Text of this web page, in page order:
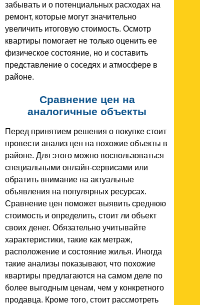
забывать и о потенциальных расходах на
ремонт, которые могут значительно
увеличить итоговую стоимость. Осмотр
квартиры помогает не только оценить ее
физическое состояние, но и составить
представление о соседях и атмосфере в
районе.
Сравнение цен на
аналогичные объекты
Перед принятием решения о покупке стоит
провести анализ цен на похожие объекты в
районе. Для этого можно воспользоваться
специальными онлайн-сервисами или
обратить внимание на актуальные
объявления на популярных ресурсах.
Сравнение цен поможет выявить среднюю
стоимость и определить, стоит ли объект
своих денег. Обязательно учитывайте
характеристики, такие как метраж,
расположение и состояние жилья. Иногда
такие анализы показывают, что похожие
квартиры предлагаются на самом деле по
более выгодным ценам, чем у конкретного
продавца. Кроме того, стоит рассмотреть